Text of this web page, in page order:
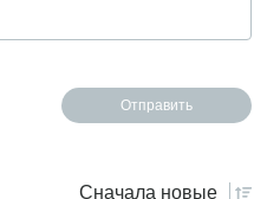
Сначала новые